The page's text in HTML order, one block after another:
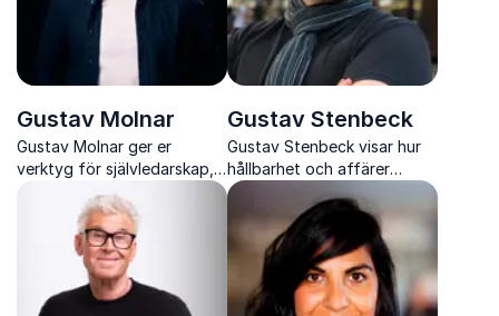
Gustav Molnar
Gustav Molnar ger er
verktyg för självledarskap,
innovation och hållbar
effektivitet i en föränderlig
Gustav Stenbeck
Gustav Stenbeck visar hur
hållbarhet och affärer
tillsammans skapar
långsiktig framgång och
relevans i en snabbt
föränderlig värld